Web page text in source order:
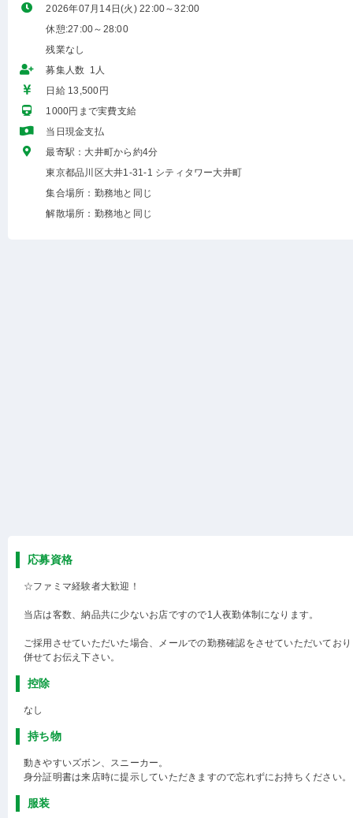
2026年07月14日(火) 22:00～32:00
休憩:27:00～28:00
残業なし
募集人数 1人
日給 13,500円
1000円まで実費支給
当日現金支払
最寄駅：大井町から約4分
東京都品川区大井1-31-1 シティタワー大井町
集合場所：勤務地と同じ
解散場所：勤務地と同じ
応募資格
☆ファミマ経験者大歓迎！
当店は客数、納品共に少ないお店ですので1人夜勤体制になります。
ご採用させていただいた場合、メールでの勤務確認をさせていただいてお
併せてお伝え下さい。
控除
なし
持ち物
動きやすいズボン、スニーカー。
身分証明書は来店時に提示していただきますので忘れずにお持ちください。
服装